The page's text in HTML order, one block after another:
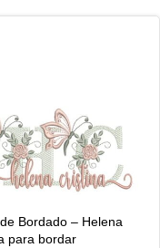
Bordado – Helena
para bordar